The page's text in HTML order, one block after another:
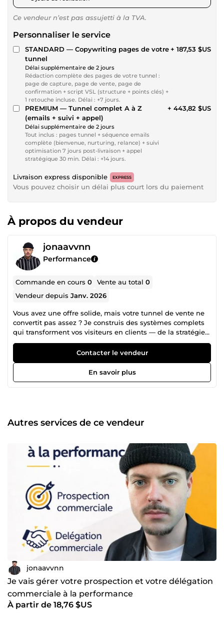
Ce vendeur n’est pas assujetti à la TVA.
Personnaliser le service
STANDARD — Copywriting pages de votre
tunnel
Délai supplémentaire de 2 jours
Rédaction complète des pages de votre tunnel :
page de capture, page de vente, page de
confirmation + script VSL (structure + points clés) +
1 retouche incluse. Délai : +7 jours.
+ 187,53 $US
PREMIUM — Tunnel complet A à Z
(emails + suivi + appel)
Délai supplémentaire de 2 jours
Tout inclus : pages tunnel + séquence emails
complète (bienvenue, nurturing, relance) + suivi
optimisation 7 jours post-livraison + appel
stratégique 30 min. Délai : +14 jours.
+ 443,82 $US
Livraison express disponible EXPRESS
Vous pouvez choisir un délai plus court lors du paiement
À propos du vendeur
jonaavvnn
Performance
Commande en cours0 Vente au total0
Vendeur depuisJanv. 2026
Vous avez une offre solide, mais votre tunnel de vente ne
convertit pas assez ? Je construis des systèmes complets
qui transforment vos visiteurs en clients — de la stratégie
jusqu'au closing. Photographe et créateur de contenu
depuis plus de 10 ans, j'ai développé une expertise unique
à la croisée du visuel, du copywriting et de la stratégie
commerciale. Ce que je crée pour vous : Tunnel de vente
complet (page de capture, page de vente, séquences
place sur Systeme.io Pourquoi travailler avec moi ?
Expérience : Plus d'une décennie à créer du contenu qui
performance (rémunération à la commission possible).
Polyvalence : Je comprends les enjeux techniques ET les
leviers psychologiques de la vente. Vision globale : Du
trafic à la conversion, je pilote l'intégralité du parcours
client. J'accompagne coachs, formateurs, consultants et
community managers à transformer leur expertise en
chiffre d'affaires scalable. Confiez-moi votre tunnel de
vente et concentrez-vous sur votre cœur de métier.
Contacter le vendeur
En savoir plus
Autres services de ce vendeur
jonaavvnn
Je vais gérer votre prospection et votre délégation
commerciale à la performance
À partir de 18,76 $US